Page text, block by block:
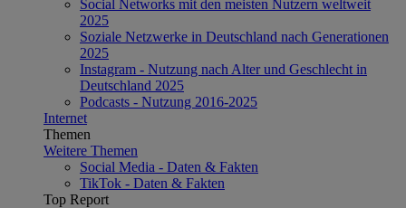
Social Networks mit den meisten Nutzern weltweit
2025
Soziale Netzwerke in Deutschland nach Generationen
2025
Instagram - Nutzung nach Alter und Geschlecht in
Deutschland 2025
Podcasts - Nutzung 2016-2025
Internet
Themen
Weitere Themen
Social Media - Daten & Fakten
TikTok - Daten & Fakten
Top Report